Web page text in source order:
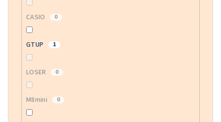
CASIO 0
GTUP 1
LOSER 0
M8mini 0